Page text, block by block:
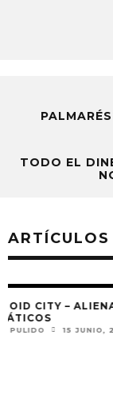
TODO EL
2018
JAIME MECO